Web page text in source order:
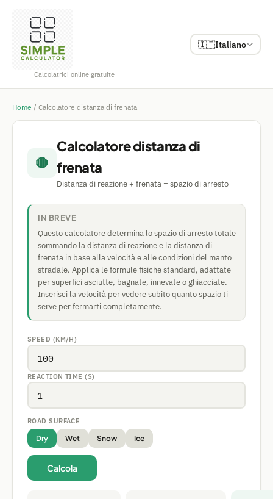
Calcolatrici online gratuite
🇮🇹Italiano
Home / Calcolatore distanza di frenata
🛑
Calcolatore distanza di
frenata
Distanza di reazione + frenata = spazio di arresto
IN BREVE
Questo calcolatore determina lo spazio di arresto totale
sommando la distanza di reazione e la distanza di
frenata in base alla velocità e alle condizioni del manto
stradale. Applica le formule fisiche standard, adattate
per superfici asciutte, bagnate, innevate o ghiacciate.
Inserisci la velocità per vedere subito quanto spazio ti
serve per fermarti completamente.
SPEED (KM/H)
REACTION TIME (S)
ROAD SURFACE
Dry Wet Snow Ice
Calcola